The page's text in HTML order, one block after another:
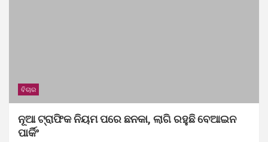
ବିଚାର
ନୂଆ ଟ୍ରାଫିକ ନିୟମ ପରେ ଛନକା, ଲାଗି ରହୁଛି ବେଆଇନ
ପାର୍କିଂ